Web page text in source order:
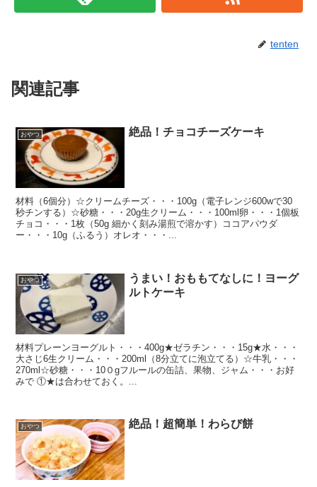
tenten
関連記事
おやつ 絶品！チョコチーズケーキ
材料（6個分）☆クリームチーズ・・・100g（電子レンジ600wで30
秒チンする）☆砂糖・・・20g生クリーム・・・100ml卵・・・1個板
チョコ・・・1枚（50g 細かく刻み湯煎で溶かす）ココアパウダ
ー・・・10g（ふるう）オレオ・・・...
おやつ
うまい！おももてなしに！ヨーグ
ルトケーキ
材料プレーンヨーグルト・・・400g★ゼラチン・・・15g★水・・・
大さじ6生クリーム・・・200ml（8分立てに泡立てる）☆牛乳・・・
270ml☆砂糖・・・10０gフルールの缶詰、果物、ジャム・・・お好
みで ①★は合わせておく。...
おやつ 絶品！超簡単！わらび餅